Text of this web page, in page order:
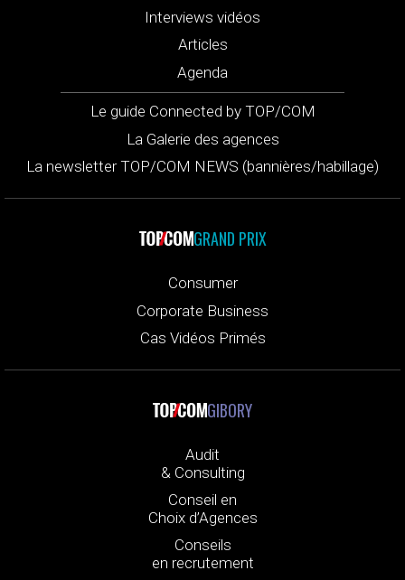
Interviews vidéos
Articles
Agenda
Le guide Connected by TOP/COM
La Galerie des agences
La newsletter TOP/COM NEWS (bannières/habillage)
GRAND PRIX
Consumer
Corporate Business
Cas Vidéos Primés
GIBORY
Audit
& Consulting
Conseil en
Choix d’Agences
Conseils
en recrutement